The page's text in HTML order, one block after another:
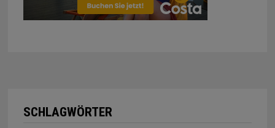
SCHLAGWÖRTER